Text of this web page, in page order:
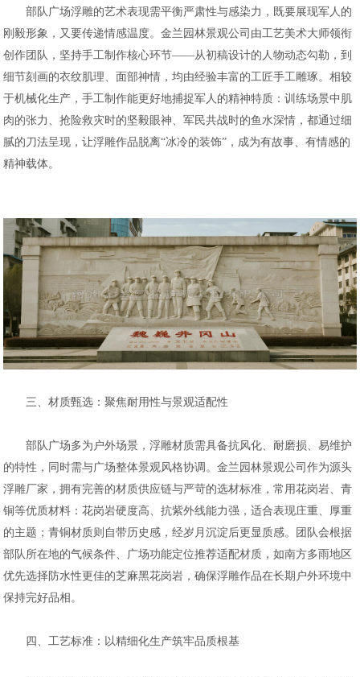
部队广场浮雕的艺术表现需平衡严肃性与感染力，既要展现军人的
刚毅形象，又要传递情感温度。金兰园林景观公司由工艺美术大师领衔
创作团队，坚持手工制作核心环节——从初稿设计的人物动态勾勒，到
细节刻画的衣纹肌理、面部神情，均由经验丰富的工匠手工雕琢。相较
于机械化生产，手工制作能更好地捕捉军人的精神特质：训练场景中肌
肉的张力、抢险救灾时的坚毅眼神、军民共战时的鱼水深情，都通过细
腻的刀法呈现，让浮雕作品脱离“冰冷的装饰”，成为有故事、有情感的
精神载体。
三、材质甄选：聚焦耐用性与景观适配性
部队广场多为户外场景，浮雕材质需具备抗风化、耐磨损、易维护
的特性，同时需与广场整体景观风格协调。金兰园林景观公司作为源头
浮雕厂家，拥有完善的材质供应链与严苛的选材标准，常用花岗岩、青
铜等优质材料：花岗岩硬度高、抗紫外线能力强，适合表现庄重、厚重
的主题；青铜材质则自带历史感，经岁月沉淀后更显质感。团队会根据
部队所在地的气候条件、广场功能定位推荐适配材质，如南方多雨地区
优先选择防水性更佳的芝麻黑花岗岩，确保浮雕作品在长期户外环境中
保持完好品相。
四、工艺标准：以精细化生产筑牢品质根基